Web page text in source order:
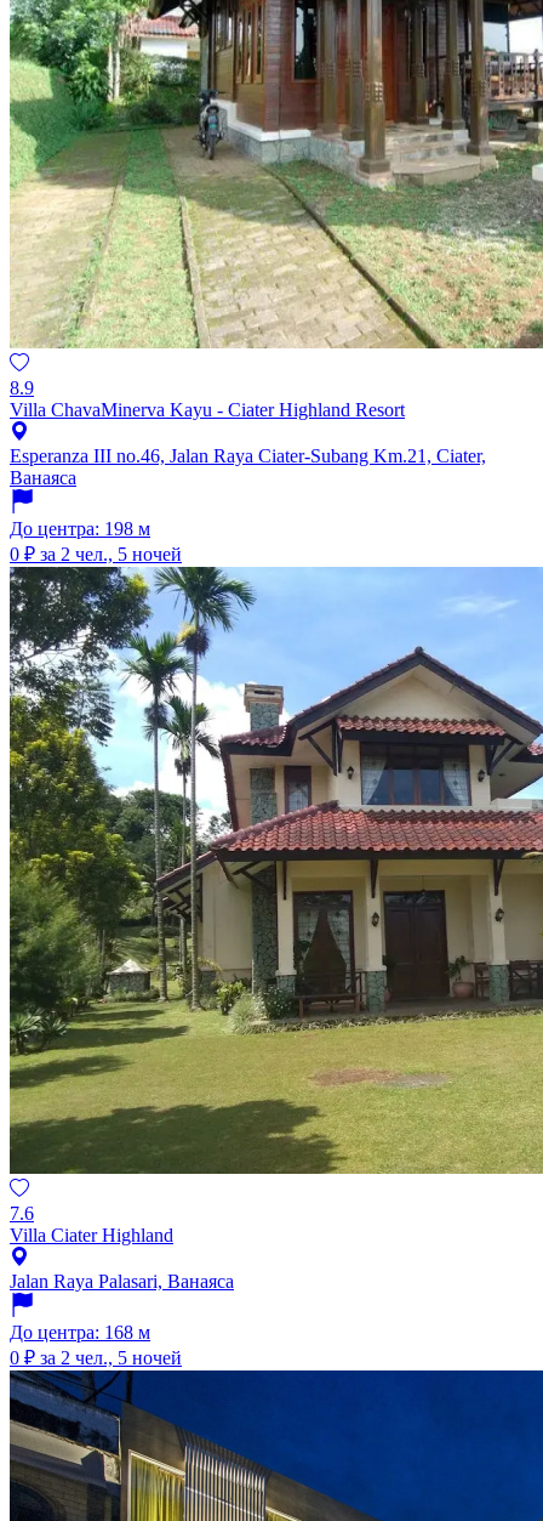
8.9
Villa ChavaMinerva Kayu - Ciater Highland Resort
Esperanza III no.46, Jalan Raya Ciater-Subang Km.21, Ciater,
Ванаяса
До центра: 198 м
0 ₽ за 2 чел., 5 ночей
7.6
Villa Ciater Highland
Jalan Raya Palasari, Ванаяса
До центра: 168 м
0 ₽ за 2 чел., 5 ночей